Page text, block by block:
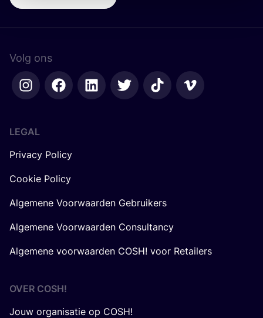
Volg ons
LEGAL
Privacy Policy
Cookie Policy
Algemene Voorwaarden Gebruikers
Algemene Voorwaarden Consultancy
Algemene voorwaarden COSH! voor Retailers
OVER COSH!
Jouw organisatie op COSH!